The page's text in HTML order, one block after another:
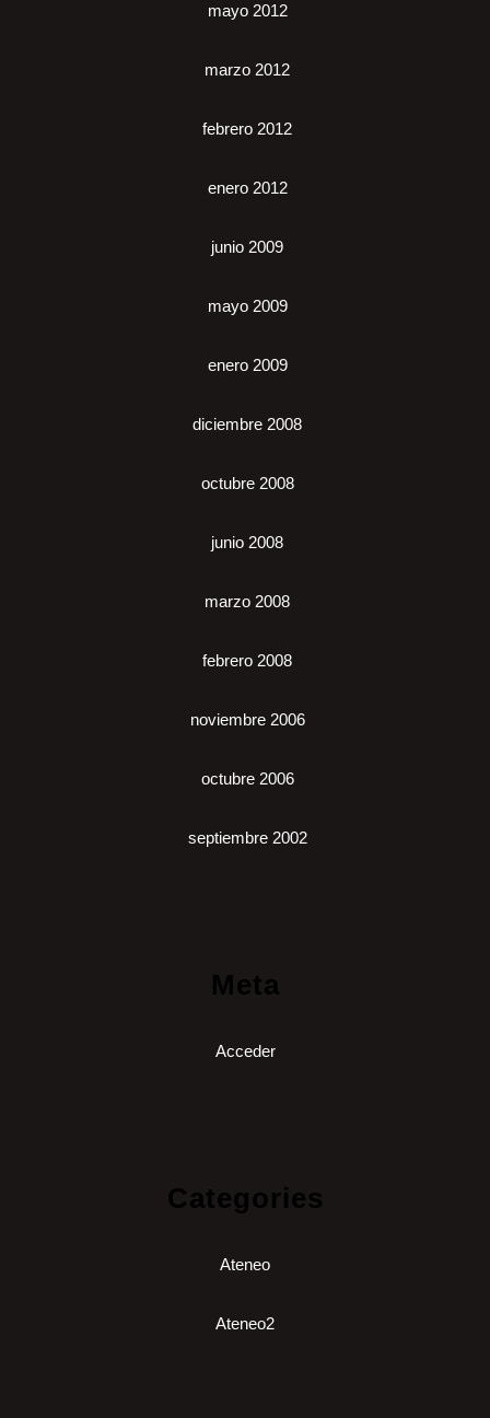
mayo 2012
marzo 2012
febrero 2012
enero 2012
junio 2009
mayo 2009
enero 2009
diciembre 2008
octubre 2008
junio 2008
marzo 2008
febrero 2008
noviembre 2006
octubre 2006
septiembre 2002
Meta
Acceder
Categories
Ateneo
Ateneo2